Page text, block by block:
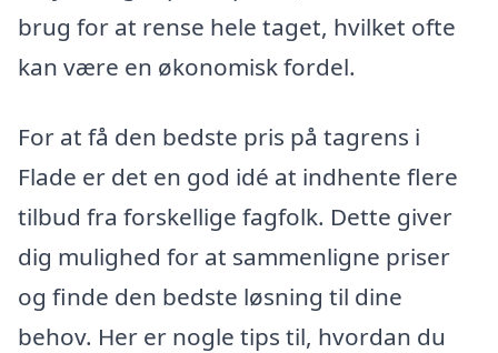
brug for at rense hele taget, hvilket ofte
kan være en økonomisk fordel.
For at få den bedste pris på tagrens i
Flade er det en god idé at indhente flere
tilbud fra forskellige fagfolk. Dette giver
dig mulighed for at sammenligne priser
og finde den bedste løsning til dine
behov. Her er nogle tips til, hvordan du